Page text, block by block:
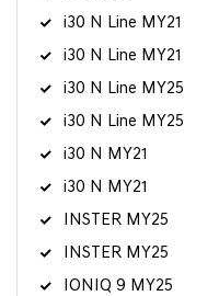
i30 N Line MY21
i30 N Line MY21
i30 N Line MY25
i30 N Line MY25
i30 N MY21
i30 N MY21
INSTER MY25
INSTER MY25
IONIQ 9 MY25